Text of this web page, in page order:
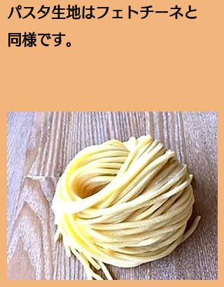
パスタ生地はフェトチーネと
同様です。